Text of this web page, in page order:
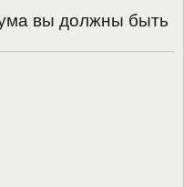
вы должны быть